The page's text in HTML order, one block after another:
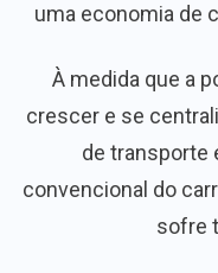
uma economia de
À medida que a
crescer e se
de transporte
convencional do
sofre